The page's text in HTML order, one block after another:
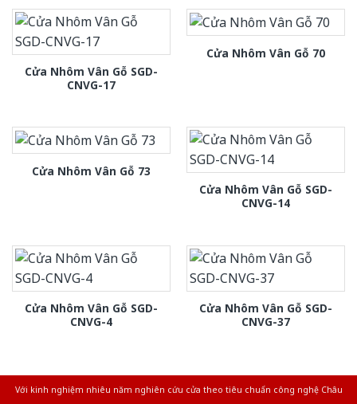
Cửa Nhôm Vân Gỗ SGD-
CNVG-17
Cửa Nhôm Vân Gỗ 70
Cửa Nhôm Vân Gỗ 73
Cửa Nhôm Vân Gỗ SGD-
CNVG-14
Cửa Nhôm Vân Gỗ SGD-
CNVG-4
Cửa Nhôm Vân Gỗ SGD-
CNVG-37
Với kinh nghiệm nhiêu năm nghiên cứu cửa theo tiêu chuẩn công nghệ Châu